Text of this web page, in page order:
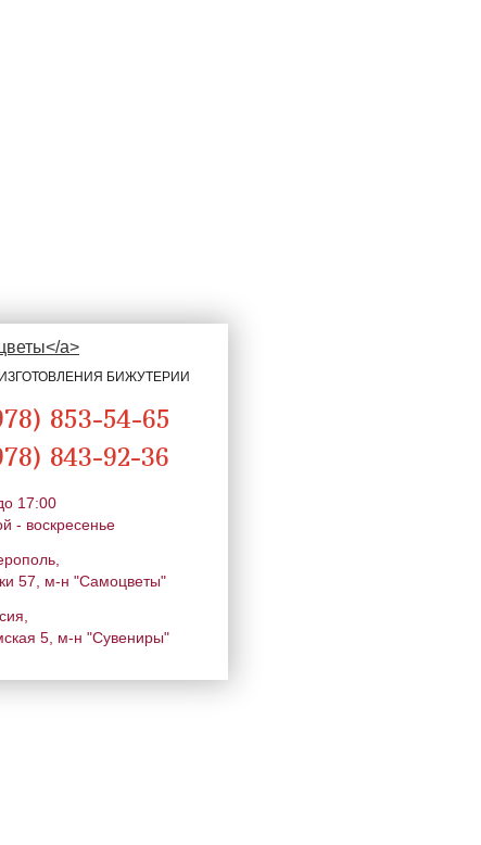
БИЖУТЕРИИ
853-54-65
843-92-36
17:00
- воскресенье
57, м-н "Самоцветы"
5, м-н "Сувениры"